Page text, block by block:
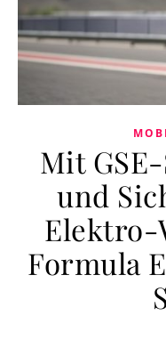
Mit
und
Elektro-
Formula